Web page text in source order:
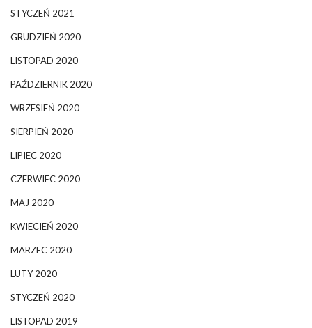
STYCZEŃ 2021
GRUDZIEŃ 2020
LISTOPAD 2020
PAŹDZIERNIK 2020
WRZESIEŃ 2020
SIERPIEŃ 2020
LIPIEC 2020
CZERWIEC 2020
MAJ 2020
KWIECIEŃ 2020
MARZEC 2020
LUTY 2020
STYCZEŃ 2020
LISTOPAD 2019